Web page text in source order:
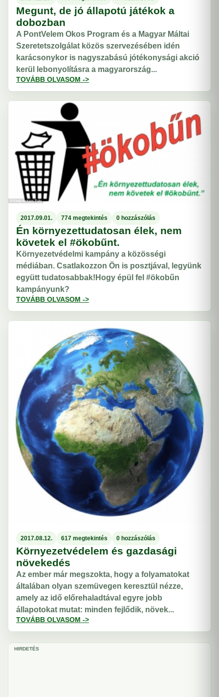
Megunt, de jó állapotú játékok a
dobozban
A PontVelem Okos Program és a Magyar Máltai
Szeretetszolgálat közös szervezésében idén
karácsonykor is nagyszabású jótékonysági akció
kerül lebonyolításra a magyarország...
TOVÁBB OLVASOM ->
2017.09.01. 774 megtekintés 0 hozzászólás
Én környezettudatosan élek, nem
követek el #ökobűnt.
Környezetvédelmi kampány a közösségi
médiában. Csatlakozzon Ön is posztjával, legyünk
együtt tudatosabbak!Hogy épül fel #ökobűn
kampányunk?
TOVÁBB OLVASOM ->
2017.08.12. 617 megtekintés 0 hozzászólás
Környezetvédelem és gazdasági
növekedés
Az ember már megszokta, hogy a folyamatokat
általában olyan szemüvegen keresztül nézze,
amely az idő előrehaladtával egyre jobb
állapotokat mutat: minden fejlődik, növek...
TOVÁBB OLVASOM ->
HIRDETÉS